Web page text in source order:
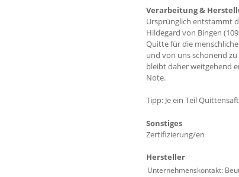
Verarbeitung &
Ursprünglich entstammt
Hildegard von Bingen
Quitte für die
und von uns schonend
bleibt daher weitgehend
Note.
Tipp: Je ein Teil
Sonstiges
Zertifizierung/en
Hersteller
Unternehmenskontakt: